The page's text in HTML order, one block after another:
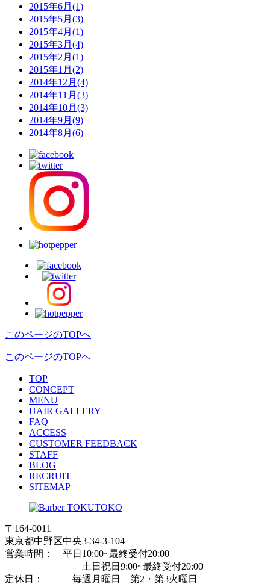
2015年6月(1)
2015年5月(3)
2015年4月(1)
2015年3月(4)
2015年2月(1)
2015年1月(2)
2014年12月(4)
2014年11月(3)
2014年10月(3)
2014年9月(9)
2014年8月(6)
このページのTOPへ
このページのTOPへ
TOP
CONCEPT
MENU
HAIR GALLERY
FAQ
ACCESS
CUSTOMER FEEDBACK
STAFF
BLOG
RECRUIT
SITEMAP
〒164-0011
東京都中野区中央3-34-3-104
営業時間： 平日10:00~最終受付20:00
土日祝日9:00~最終受付20:00
定休日： 毎週月曜日 第2・第3火曜日